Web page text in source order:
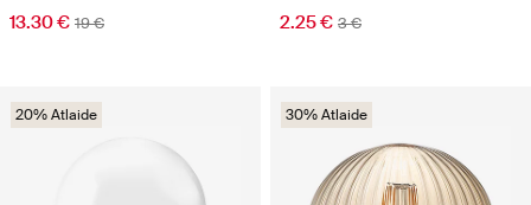
13.30 € 19 € 2.25 € 3 €
20% Atlaide 30% Atlaide